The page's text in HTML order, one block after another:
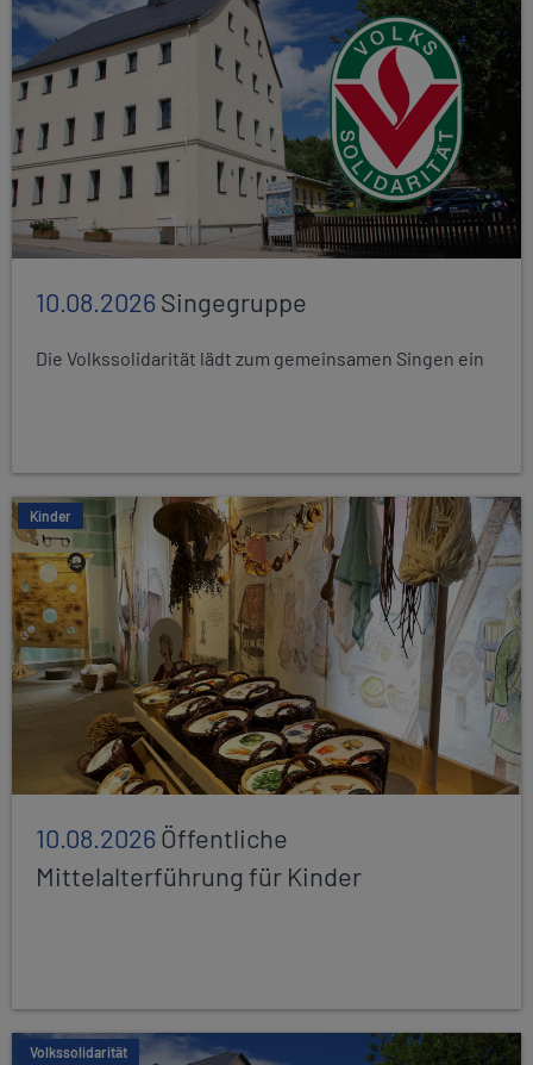
10.08.2026Singegruppe
Die Volkssolidarität lädt zum gemeinsamen Singen ein
Kinder
10.08.2026Öffentliche
Mittelalterführung für Kinder
Volkssolidarität